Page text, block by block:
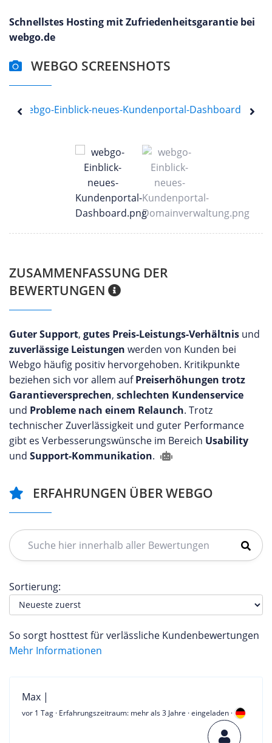
Schnellstes Hosting mit Zufriedenheitsgarantie bei
webgo.de
WEBGO SCREENSHOTS
ZUSAMMENFASSUNG DER
BEWERTUNGEN
Guter Support, gutes Preis-Leistungs-Verhältnis und
zuverlässige Leistungen werden von Kunden bei
Webgo häufig positiv hervorgehoben. Kritikpunkte
beziehen sich vor allem aufPreiserhöhungen trotz
Garantieversprechen, schlechten Kundenservice
und Probleme nach einem Relaunch. Trotz
technischer Zuverlässigkeit und guter Performance
gibt es Verbesserungswünsche im Bereich Usability
und Support-Kommunikation.
ERFAHRUNGEN ÜBER WEBGO
Sortierung:
So sorgt hosttest für verlässliche Kundenbewertungen
Mehr Informationen
Max |
vor 1 Tag · Erfahrungszeitraum: mehr als 3 Jahre · eingeladen ·